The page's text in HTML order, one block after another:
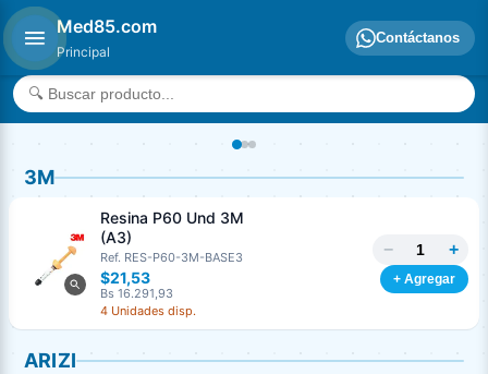
Med85.com
Principal
Contáctanos
3M
Resina P60 Und 3M
(A3)
Ref. RES-P60-3M-BASE3
$21,53
Bs 16.291,93
4 Unidades disp.
− +
+ Agregar
ARIZI